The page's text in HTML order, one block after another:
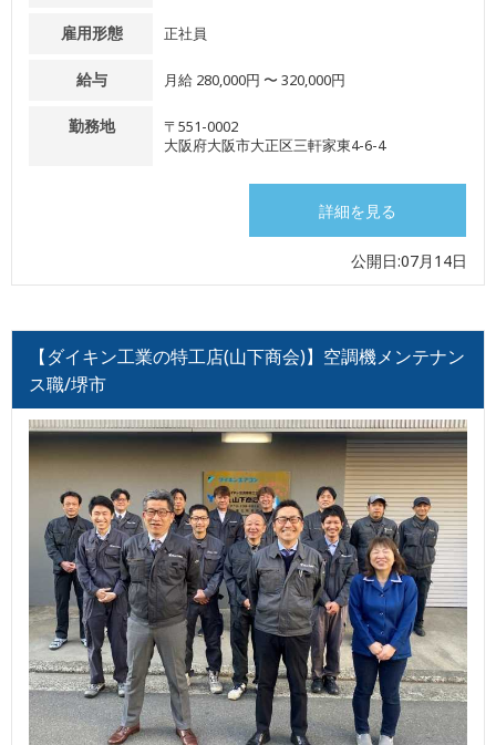
雇用形態 正社員
給与 月給 280,000円 〜 320,000円
勤務地
〒551-0002
大阪府大阪市大正区三軒家東4-6-4
詳細を見る
公開日:07月14日
【ダイキン工業の特工店(山下商会)】空調機メンテナン
ス職/堺市